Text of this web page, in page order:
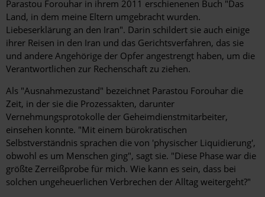
Parastou Forouhar in ihrem 2011 erschienenen Buch "Das
Land, in dem meine Eltern umgebracht wurden.
Liebeserklärung an den Iran". Darin schildert sie auch einige
ihrer Reisen in den Iran und das Gerichtsverfahren, das sie
und andere Angehörige der Opfer angestrengt haben, um die
Verantwortlichen zur Rechenschaft zu ziehen.
Als "Ausnahmezustand" bezeichnet Parastou Forouhar die
Zeit, in der sie die Prozessakten, darunter
Vernehmungsprotokolle der Geheimdienstmitarbeiter,
einsehen konnte. "Mit einem bürokratischen
Selbstverständnis sprachen die von 'physischer Liquidierung',
obwohl es um Menschen ging", sagt sie. "Diese Phase war die
größte Zerreißprobe für mich. Wie kann es sein, dass bei
solchen ungeheuerlichen Verbrechen der Alltag weitergeht?"